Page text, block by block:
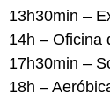
13h30min –
14h – Oficina
17h30min –
18h –